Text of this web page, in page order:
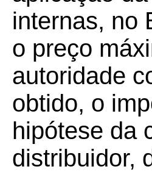
internas, no
o preço
autoridade
obtido, o
hipótese da
distribuidor,